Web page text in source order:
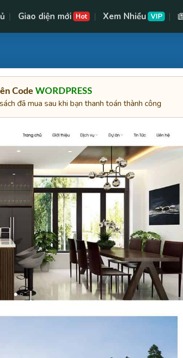
Giao diện mới Hot Xem Nhiều VIP
CodeWORDPRESS
đã mua sau khi bạn thanh toán thành công